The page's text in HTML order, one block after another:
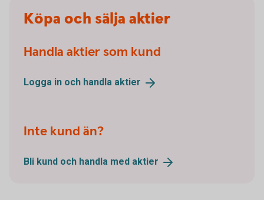
Köpa och sälja aktier
Handla aktier som kund
Logga in och handla aktier
Inte kund än?
Bli kund och handla med aktier